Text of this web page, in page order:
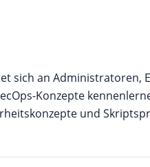
sich an Administratoren,
Konzepte
und